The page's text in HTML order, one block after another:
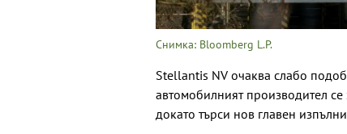
Снимка: Bloomberg L.P.
Stellantis NV очаква слабо
автомобилният производител
докато търси нов главен